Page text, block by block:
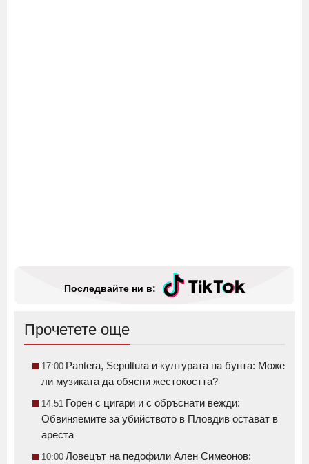
Последвайте ни в:
Прочетете още
17:00 Pantera, Sepultura и културата на бунта: Може
ли музиката да обясни жестокостта?
14:51 Горен с цигари и с обръснати вежди:
Обвиняемите за убийството в Пловдив остават в
ареста
10:00 Ловецът на педофили Ален Симеонов: